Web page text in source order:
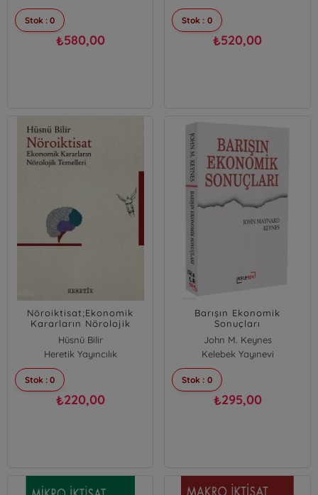
Stok : 0
₺580,00
Stok : 0
₺520,00
Nöroiktisat;Ekonomik
Kararların Nörolojik
Temelleri
Hüsnü Bilir
Heretik Yayıncılık
Stok : 0
₺220,00
Barışın Ekonomik
Sonuçları
John M. Keynes
Kelebek Yayınevi
Stok : 0
₺295,00